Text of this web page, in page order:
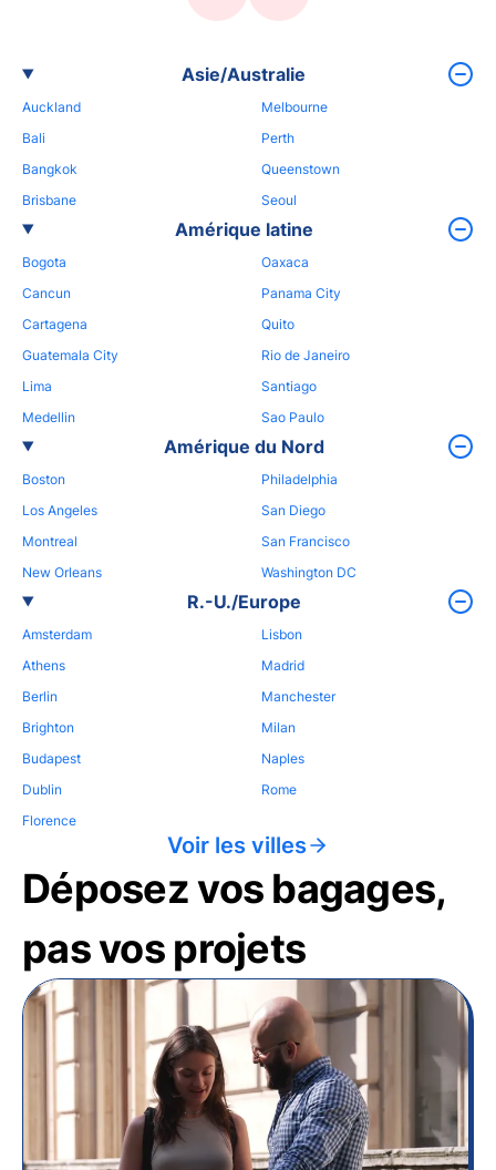
Asie/Australie
Auckland
Bali
Bangkok
Brisbane
Melbourne
Perth
Queenstown
Seoul
Amérique latine
Bogota
Cancun
Cartagena
Guatemala City
Lima
Medellin
Oaxaca
Panama City
Quito
Rio de Janeiro
Santiago
Sao Paulo
Amérique du Nord
Boston
Los Angeles
Montreal
New Orleans
Philadelphia
San Diego
San Francisco
Washington DC
R.-U./Europe
Amsterdam
Athens
Berlin
Brighton
Budapest
Dublin
Florence
Lisbon
Madrid
Manchester
Milan
Naples
Rome
Voir les villes
Déposez vos bagages,
pas vos projets